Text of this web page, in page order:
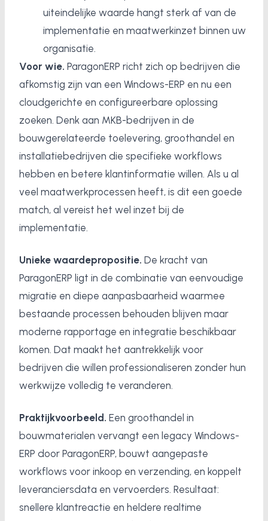
uiteindelijke waarde hangt sterk af van de
implementatie en maatwerkinzet binnen uw
organisatie.
Voor wie. ParagonERP richt zich op bedrijven die
afkomstig zijn van een Windows-ERP en nu een
cloudgerichte en configureerbare oplossing
zoeken. Denk aan MKB-bedrijven in de
bouwgerelateerde toelevering, groothandel en
installatiebedrijven die specifieke workflows
hebben en betere klantinformatie willen. Als u al
veel maatwerkprocessen heeft, is dit een goede
match, al vereist het wel inzet bij de
implementatie.
Unieke waardepropositie. De kracht van
ParagonERP ligt in de combinatie van eenvoudige
migratie en diepe aanpasbaarheid waarmee
bestaande processen behouden blijven maar
moderne rapportage en integratie beschikbaar
komen. Dat maakt het aantrekkelijk voor
bedrijven die willen professionaliseren zonder hun
werkwijze volledig te veranderen.
Praktijkvoorbeeld. Een groothandel in
bouwmaterialen vervangt een legacy Windows-
ERP door ParagonERP, bouwt aangepaste
workflows voor inkoop en verzending, en koppelt
leveranciersdata en vervoerders. Resultaat:
snellere klantreactie en heldere realtime